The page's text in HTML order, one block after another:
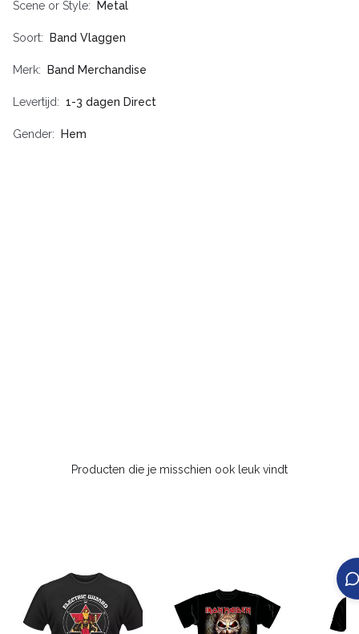
Scene or Style Metal
Soort Band Vlaggen
Merk Band Merchandise
Levertijd 1-3 dagen Direct
Gender Hem
Producten die je misschien ook leuk vindt